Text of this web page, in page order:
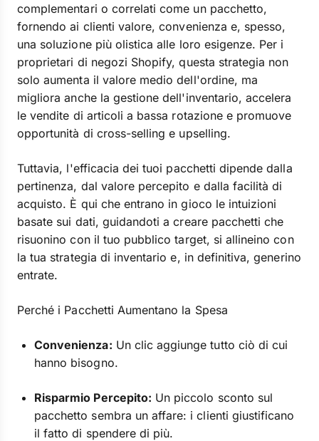
complementari o correlati come un pacchetto,
fornendo ai clienti valore, convenienza e, spesso,
una soluzione più olistica alle loro esigenze. Per i
proprietari di negozi Shopify, questa strategia non
solo aumenta il valore medio dell'ordine, ma
migliora anche la gestione dell'inventario, accelera
le vendite di articoli a bassa rotazione e promuove
opportunità di cross-selling e upselling.
Tuttavia, l'efficacia dei tuoi pacchetti dipende dalla
pertinenza, dal valore percepito e dalla facilità di
acquisto. È qui che entrano in gioco le intuizioni
basate sui dati, guidandoti a creare pacchetti che
risuonino con il tuo pubblico target, si allineino con
la tua strategia di inventario e, in definitiva, generino
entrate.
Perché i Pacchetti Aumentano la Spesa
Convenienza: Un clic aggiunge tutto ciò di cui
hanno bisogno.
Risparmio Percepito: Un piccolo sconto sul
pacchetto sembra un affare: i clienti giustificano
il fatto di spendere di più.